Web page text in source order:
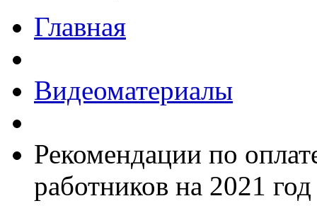
Главная
Видеоматериалы
Рекомендации по
работников на 2021 год